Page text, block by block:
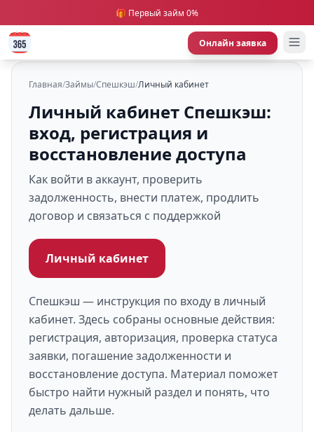
🎁 Первый займ 0%
Онлайн заявка
Главная/Займы/Спешкэш/Личный кабинет
Личный кабинет Спешкэш:
вход, регистрация и
восстановление доступа
Как войти в аккаунт, проверить
задолженность, внести платеж, продлить
договор и связаться с поддержкой
Личный кабинет
Спешкэш — инструкция по входу в личный
кабинет. Здесь собраны основные действия:
регистрация, авторизация, проверка статуса
заявки, погашение задолженности и
восстановление доступа. Материал поможет
быстро найти нужный раздел и понять, что
делать дальше.